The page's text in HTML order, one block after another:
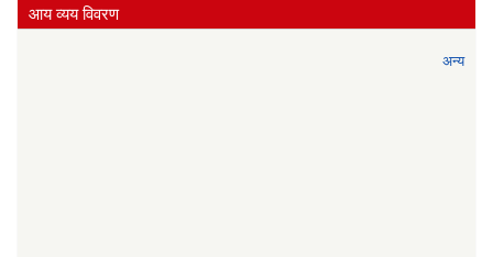
आय व्यय विवरण
अन्य